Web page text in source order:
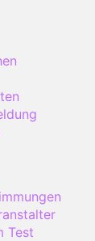
Test